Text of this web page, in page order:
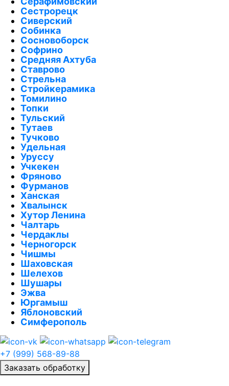
Сестрорецк
Сиверский
Собинка
Сосновоборск
Софрино
Средняя Ахтуба
Ставрово
Стрельна
Стройкерамика
Томилино
Топки
Тульский
Тутаев
Тучково
Удельная
Уруссу
Учкекен
Фряново
Фурманов
Ханская
Хвалынск
Хутор Ленина
Чалтарь
Чердаклы
Черногорск
Чишмы
Шаховская
Шелехов
Шушары
Эжва
Юргамыш
Яблоновский
Симферополь
+7 (999) 568-89-88
Заказать обработку